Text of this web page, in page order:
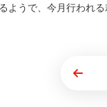
ようで、今月行われ